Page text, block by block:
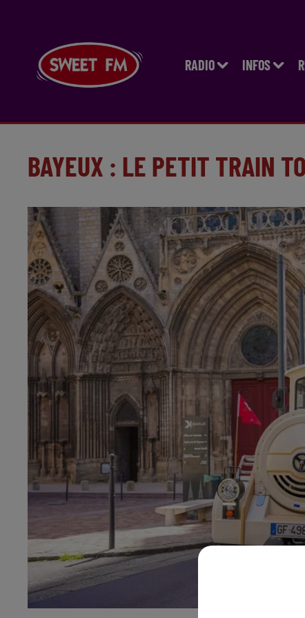
RADIO INFOS
BAYEUX : LE PETIT TRAIN